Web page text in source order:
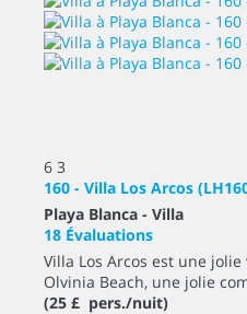
6 3
160 - Villa Los Arcos
Playa Blanca - Villa
18 Évaluations
Villa Los Arcos est une
Olvinia Beach, une jolie
(25 £ pers./nuit)